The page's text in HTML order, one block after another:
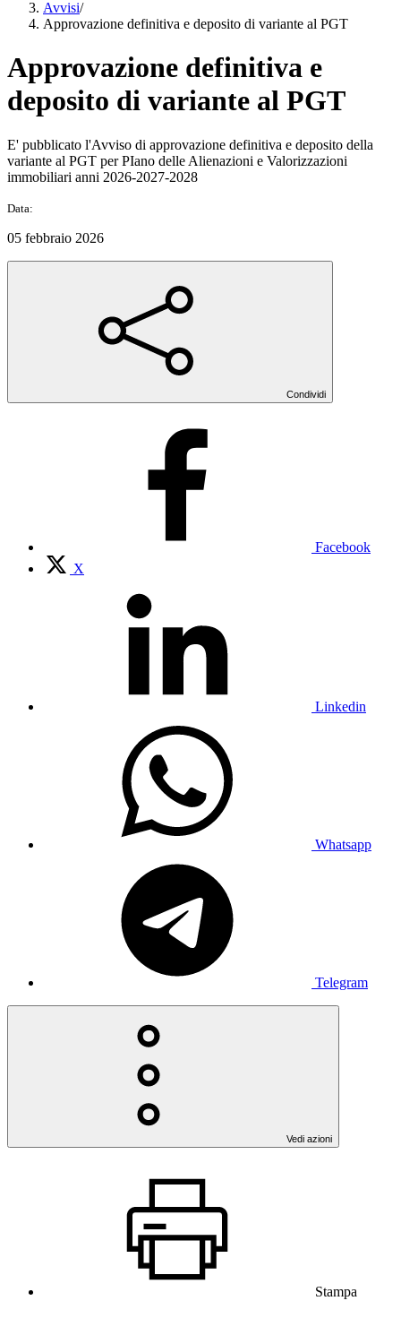
Avvisi/
Approvazione definitiva e deposito di variante al PGT
Approvazione definitiva e
deposito di variante al PGT
E' pubblicato l'Avviso di approvazione definitiva e deposito della
variante al PGT per PIano delle Alienazioni e Valorizzazioni
immobiliari anni 2026-2027-2028
Data:
05 febbraio 2026
Condividi
Facebook
X
Linkedin
Whatsapp
Telegram
Vedi azioni
Stampa